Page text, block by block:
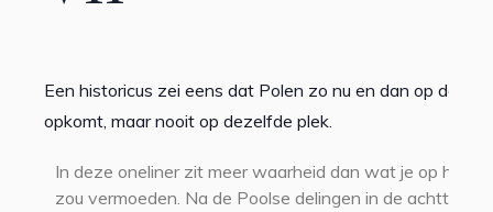
Een historicus zei eens dat Polen zo nu en dan op de
opkomt, maar nooit op dezelfde plek.
In deze oneliner zit meer waarheid dan wat je op het
zou vermoeden. Na de Poolse delingen in de